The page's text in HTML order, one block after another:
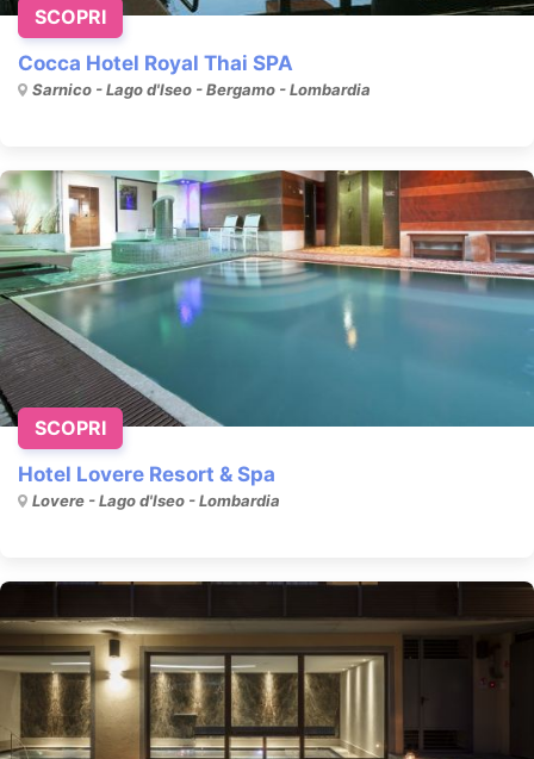
Cocca Hotel Royal Thai SPA
Sarnico - Lago d'Iseo - Bergamo - Lombardia
SCOPRI
Hotel Lovere Resort & Spa
Lovere - Lago d'Iseo - Lombardia
SCOPRI